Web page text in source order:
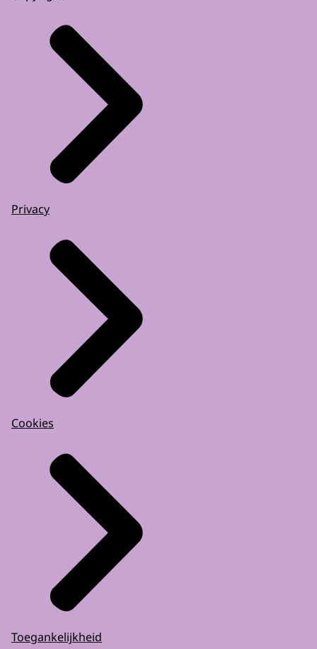
Privacy
Cookies
Toegankelijkheid